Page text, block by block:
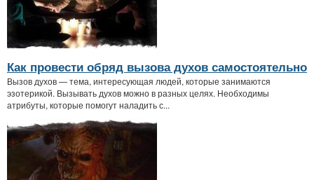
Как провести обряд вызова духов самостоятельно
Вызов духов — тема, интересующая людей, которые занимаются
эзотерикой. Вызывать духов можно в разных целях. Необходимы
атрибуты, которые помогут наладить с...